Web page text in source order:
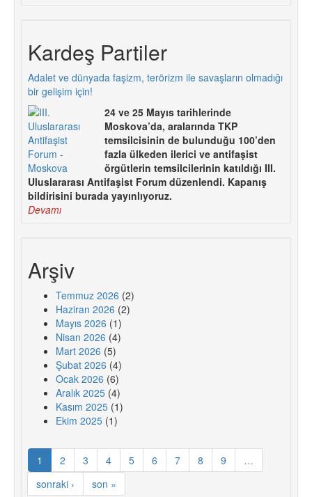
Kardeş Partiler
Adalet ve dünyada faşizm, terörizm ile savaşların olmadığı
bir gelişim için!
24 ve 25 Mayıs tarihlerinde
Moskova’da, aralarında TKP
temsilcisinin de bulunduğu 100’den
fazla ülkeden ilerici ve antifaşist
örgütlerin temsilcilerinin katıldığı III.
Uluslararası Antifaşist Forum düzenlendi. Kapanış
bildirisini burada yayınlıyoruz.
Devamı
Arşiv
Temmuz 2026 (2)
Haziran 2026 (2)
Mayıs 2026 (1)
Nisan 2026 (4)
Mart 2026 (5)
Şubat 2026 (4)
Ocak 2026 (6)
Aralık 2025 (4)
Kasım 2025 (1)
Ekim 2025 (1)
1 2 3 4 5 6 7 8 9
…
sonraki ›
son »